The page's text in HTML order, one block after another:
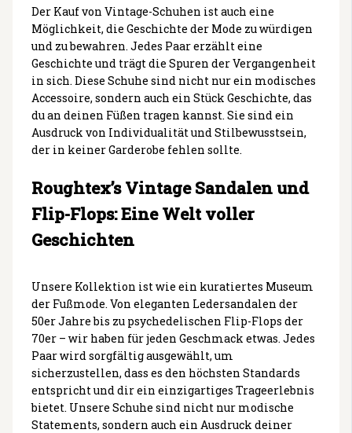
Der Kauf von Vintage-Schuhen ist auch eine
Möglichkeit, die Geschichte der Mode zu würdigen
und zu bewahren. Jedes Paar erzählt eine
Geschichte und trägt die Spuren der Vergangenheit
in sich. Diese Schuhe sind nicht nur ein modisches
Accessoire, sondern auch ein Stück Geschichte, das
du an deinen Füßen tragen kannst. Sie sind ein
Ausdruck von Individualität und Stilbewusstsein,
der in keiner Garderobe fehlen sollte.
Roughtex’s Vintage Sandalen und
Flip-Flops: Eine Welt voller
Geschichten
Unsere Kollektion ist wie ein kuratiertes Museum
der Fußmode. Von eleganten Ledersandalen der
50er Jahre bis zu psychedelischen Flip-Flops der
70er – wir haben für jeden Geschmack etwas. Jedes
Paar wird sorgfältig ausgewählt, um
sicherzustellen, dass es den höchsten Standards
entspricht und dir ein einzigartiges Trageerlebnis
bietet. Unsere Schuhe sind nicht nur modische
Statements, sondern auch ein Ausdruck deiner